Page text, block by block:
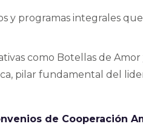
y programas integrales
como Botellas de
pilar fundamental del
de Cooperación